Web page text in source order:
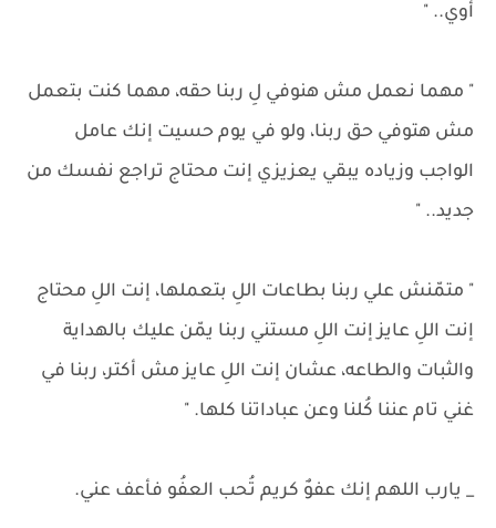
أوي.. "
" مهما نعمل مش هنوفي لِ ربنا حقه، مهما كنت بتعمل
مش هتوفي حق ربنا، ولو في يوم حسيت إنك عامل
الواجب وزياده يبقي يعزيزي إنت محتاج تراجع نفسك من
جديد.. "
" متمّنش علي ربنا بطاعات اللِ بتعملها، إنت اللِ محتاج
إنت اللِ عايز إنت اللِ مستني ربنا يمّن عليك بالهداية
والثبات والطاعه، عشان إنت اللِ عايز مش أكتر، ربنا في
غني تام عننا كُلنا وعن عباداتنا كلها. "
_ يارب اللهم إنك عفوٌ كريم تُحب العفُو فأعف عني.